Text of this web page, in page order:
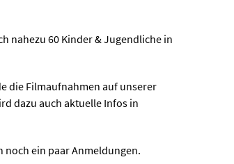
nahezu 60 Kinder & Jugendliche in
die Filmaufnahmen auf unserer
dazu auch aktuelle Infos in
noch ein paar Anmeldungen.